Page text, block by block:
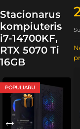
Stacionarus
kompiuteris
i7-14700KF,
RTX 5070 Ti
16GB
POPULIARU